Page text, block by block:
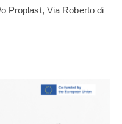
Proplast, Via Roberto di